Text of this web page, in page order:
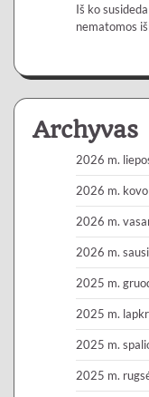
Iš ko
nematomos
Archyvas
2026 m.
2026 m. kovo
2026 m.
2026 m.
2025 m.
2025 m.
2025 m.
2025 m.